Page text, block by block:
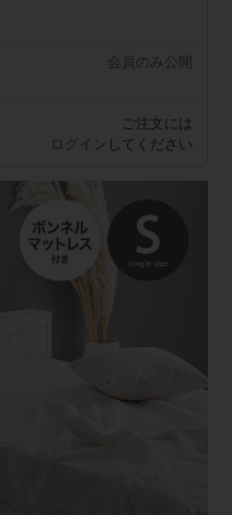
会員のみ公開
ご注文には
ログイン してください